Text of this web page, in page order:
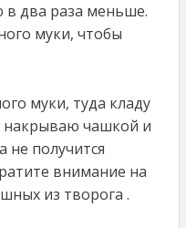
в два раза меньше.
муки, чтобы
муки, туда кладу
накрываю чашкой и
не получится
внимание на
из творога .